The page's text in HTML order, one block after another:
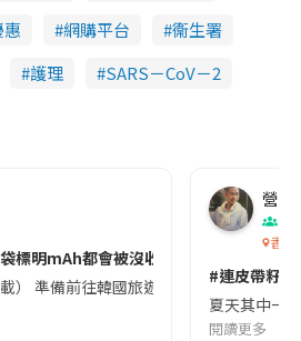
網購平台
衞生署
護理 SARS－CoV－2
標明mAh都會被沒收😱出發前切記檢查
載） 準備前往韓國旅遊的民眾，近期要
營養
香港
#連皮帶籽
夏天其中一
閱讀更多